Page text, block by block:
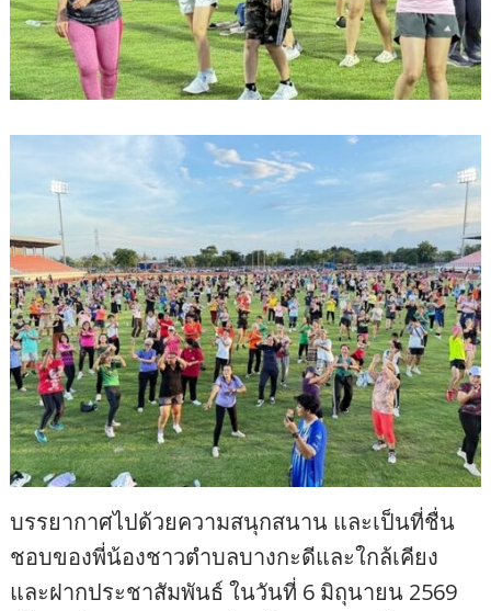
บรรยากาศไปด้วยความสนุกสนาน และเป็นที่ชื่น
ชอบของพี่น้องชาวตำบลบางกะดีและใกล้เคียง
และฝากประชาสัมพันธ์ ในวันที่ 6 มิถุนายน 2569